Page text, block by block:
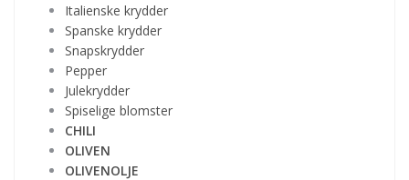
Italienske krydder
Spanske krydder
Snapskrydder
Pepper
Julekrydder
Spiselige blomster
CHILI
OLIVEN
OLIVENOLJE